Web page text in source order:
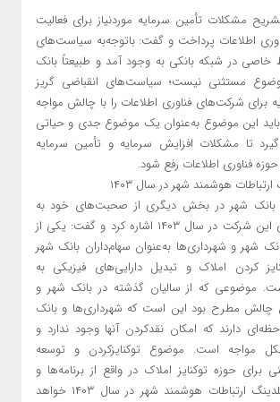
مشکلات تأمین سرمایه موردنیاز برای فعالیت
اطلاعات پرداخت و گفت: باتوجه‌به سیاست‌های
خاصی در شبکه بانکی به وجود آمد و طبیعتاً بانک
مستثنی نیست؛ سیاست‌های انقباضی گریز
برای شرکت‌های فناوری اطلاعات را با چالش مواجه
باید این موضوع به‌عنوان یک موضوع جدی و حیاتی
گیرد تا مشکلات افزایش سرمایه و تأمین سرمایه
فناوری اطلاعات رفع شود.
هوشمند شهر در سال ۱۴۰۳
بانک شهر در بخش دیگری از صحبت‌های خود به
برنامه‌های پیش‌روی این شرکت در سال ۱۴۰۳ اشاره کرد و گفت: یکی از
شهر و شهرداری‌ها به‌عنوان سهام‌داران بانک شهر
کردن املاک و تبدیل دارایی‌های فیزیکی به
موضوعی که از سالیان گذشته در بانک شهر و
چالش مطرح بود این است که شهرداری‌ها و بانک
دارند که امکان نقدکردن آنها وجود ندارد و
مواجه است. موضوع توکنایزکردن و توسعه
برای حوزه توکنایز املاک در واقع از برنامه‌ها و
موضوعات جدی هلدینگ ارتباطات هوشمند شهر در سال ۱۴۰۳ خواهد